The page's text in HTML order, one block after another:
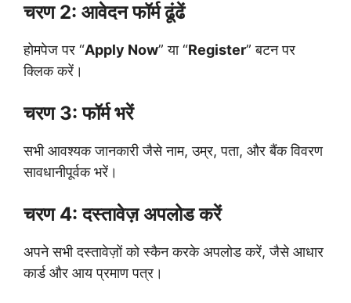
चरण 2: आवेदन फॉर्म ढूंढें
होमपेज पर “Apply Now” या “Register” बटन पर
क्लिक करें।
चरण 3: फॉर्म भरें
सभी आवश्यक जानकारी जैसे नाम, उम्र, पता, और बैंक विवरण
सावधानीपूर्वक भरें।
चरण 4: दस्तावेज़ अपलोड करें
अपने सभी दस्तावेज़ों को स्कैन करके अपलोड करें, जैसे आधार
कार्ड और आय प्रमाण पत्र।